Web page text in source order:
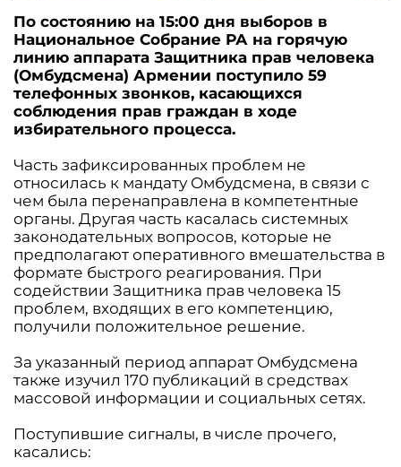
По состоянию на 15:00 дня выборов в
Национальное Собрание РА на горячую
линию аппарата Защитника прав человека
(Омбудсмена) Армении поступило 59
телефонных звонков, касающихся
соблюдения прав граждан в ходе
избирательного процесса.
Часть зафиксированных проблем не
относилась к мандату Омбудсмена, в связи с
чем была перенаправлена в компетентные
органы. Другая часть касалась системных
законодательных вопросов, которые не
предполагают оперативного вмешательства в
формате быстрого реагирования. При
содействии Защитника прав человека 15
проблем, входящих в его компетенцию,
получили положительное решение.
За указанный период аппарат Омбудсмена
также изучил 170 публикаций в средствах
массовой информации и социальных сетях.
Поступившие сигналы, в числе прочего,
касались: